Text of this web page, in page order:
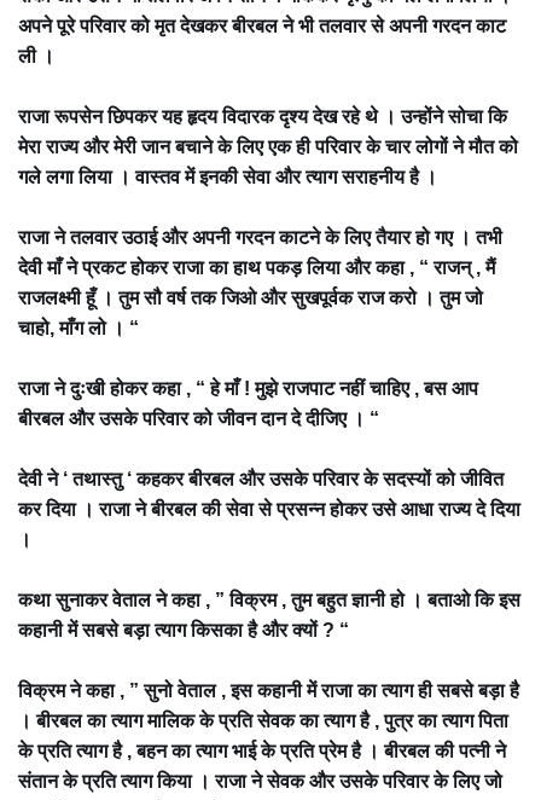
अपने पूरे परिवार को मृत देखकर बीरबल ने भी तलवार से अपनी गरदन काट
ली ।
राजा रूपसेन छिपकर यह हृदय विदारक दृश्य देख रहे थे । उन्होंने सोचा कि
मेरा राज्य और मेरी जान बचाने के लिए एक ही परिवार के चार लोगों ने मौत को
गले लगा लिया । वास्तव में इनकी सेवा और त्याग सराहनीय है ।
राजा ने तलवार उठाई और अपनी गरदन काटने के लिए तैयार हो गए । तभी
देवी माँ ने प्रकट होकर राजा का हाथ पकड़ लिया और कहा , “ राजन् , मैं
राजलक्ष्मी हूँ । तुम सौ वर्ष तक जिओ और सुखपूर्वक राज करो । तुम जो
चाहो, माँग लो । “
राजा ने दुःखी होकर कहा , “ हे माँ ! मुझे राजपाट नहीं चाहिए , बस आप
बीरबल और उसके परिवार को जीवन दान दे दीजिए । “
देवी ने ‘ तथास्तु ‘ कहकर बीरबल और उसके परिवार के सदस्यों को जीवित
कर दिया । राजा ने बीरबल की सेवा से प्रसन्न होकर उसे आधा राज्य दे दिया
।
कथा सुनाकर वेताल ने कहा , ” विक्रम , तुम बहुत ज्ञानी हो । बताओ कि इस
कहानी में सबसे बड़ा त्याग किसका है और क्यों ? “
विक्रम ने कहा , ” सुनो वेताल , इस कहानी में राजा का त्याग ही सबसे बड़ा है
। बीरबल का त्याग मालिक के प्रति सेवक का त्याग है , पुत्र का त्याग पिता
के प्रति त्याग है , बहन का त्याग भाई के प्रति प्रेम है । बीरबल की पत्नी ने
संतान के प्रति त्याग किया । राजा ने सेवक और उसके परिवार के लिए जो